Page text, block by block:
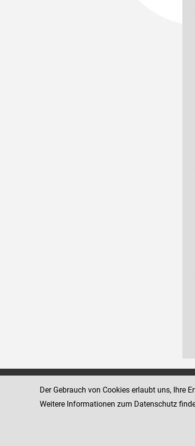
Zentrale Staatsanwaltschaft zur
Wirtschaftsstrafsachen und
1030
Der Gebrauch von Cookies erlaubt uns, Ihre
Weitere Informationen zum Datenschutz